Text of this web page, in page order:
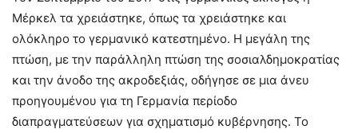
Μέρκελ τα χρειάστηκε, όπως τα χρειάστηκε και
ολόκληρο το γερμανικό κατεστημένο. Η μεγάλη της
πτώση, με την παράλληλη πτώση της σοσιαλδημοκρατίας
και την άνοδο της ακροδεξιάς, οδήγησε σε μια άνευ
προηγουμένου για τη Γερμανία περίοδο
διαπραγματεύσεων για σχηματισμό κυβέρνησης. Το